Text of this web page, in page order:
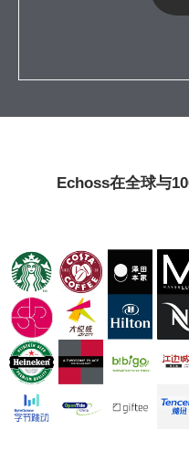
Echoss在全球与